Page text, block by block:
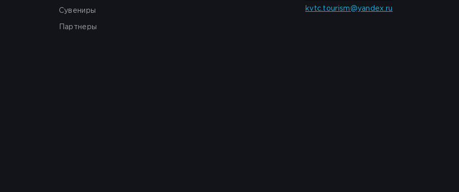
Сувениры
Партнеры
kvtc.tourism@yandex.ru